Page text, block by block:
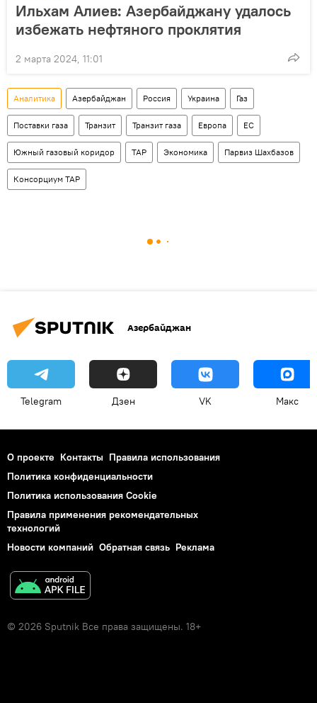
Ильхам Алиев: Азербайджану удалось
избежать нефтяного проклятия
2 марта 2024, 11:01
Аналитика Азербайджан Россия Украина Газ
Поставки газа Транзит Транзит газа Европа ЕС
Южный газовый коридор ТАР Экономика Парвиз Шахбазов
Консорциум ТАР
Азербайджан
Telegram Дзен VK Макс
О проекте Контакты Правила использования
Политика конфиденциальности
Политика использования Cookie
Правила применения рекомендательных
технологий
Новости компаний Обратная связь Реклама
© 2026 Sputnik Все права защищены. 18+